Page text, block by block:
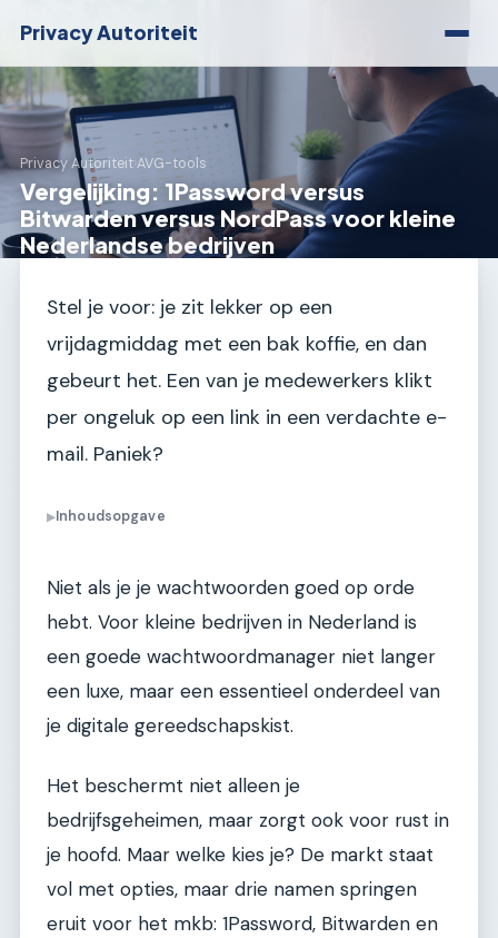
Privacy Autoriteit
Privacy Autoriteit›AVG-tools
Vergelijking: 1Password versus
Bitwarden versus NordPass voor kleine
Nederlandse bedrijven
Stel je voor: je zit lekker op een
vrijdagmiddag met een bak koffie, en dan
gebeurt het. Een van je medewerkers klikt
per ongeluk op een link in een verdachte e-
mail. Paniek?
▶Inhoudsopgave
Niet als je je wachtwoorden goed op orde
hebt. Voor kleine bedrijven in Nederland is
een goede wachtwoordmanager niet langer
een luxe, maar een essentieel onderdeel van
je digitale gereedschapskist.
Het beschermt niet alleen je
bedrijfsgeheimen, maar zorgt ook voor rust in
je hoofd. Maar welke kies je? De markt staat
vol met opties, maar drie namen springen
eruit voor het mkb: 1Password, Bitwarden en